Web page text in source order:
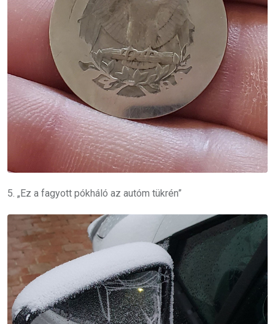
5. „Ez a fagyott pókháló az autóm tükrén”